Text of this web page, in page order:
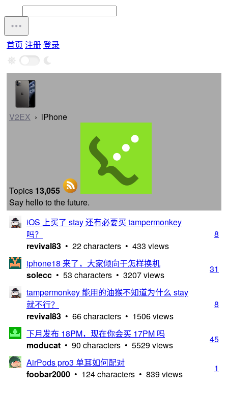
首页 注册登录
V2EX › iPhone
Topics 13,055
Say hello to the future.
iOS 上买了 stay 还有必要买 tampermonkey
吗？
revival83 • 22 characters • 433 views
8
iphone18 来了，大家倾向于怎样换机
solecc • 53 characters • 3207 views
31
tampermonkey 能用的油猴不知道为什么 stay
就不行？
revival83 • 66 characters • 1506 views
8
下月发布 18PM，现在你会买 17PM 吗
moducat • 90 characters • 5529 views
45
AirPods pro3 单耳如何配对
foobar2000 • 124 characters • 839 views
1